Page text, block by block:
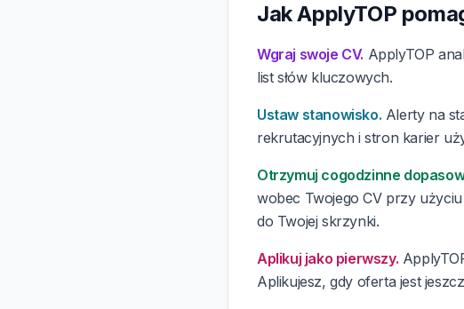
Jak ApplyTOP
Wgraj swoje CV. ApplyTOP
list słów kluczowych.
Ustaw stanowisko. Alerty na
rekrutacyjnych i stron karier
Otrzymuj cogodzinne
wobec Twojego CV przy
do Twojej skrzynki.
Aplikuj jako pierwszy.
Aplikujesz, gdy oferta jest